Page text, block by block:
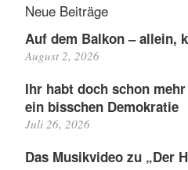
Neue Beiträge
Auf dem Balkon – allein,
August 2, 2026
Ihr habt doch schon
ein bisschen Demokratie
Juli 26, 2026
Das Musikvideo zu „Der